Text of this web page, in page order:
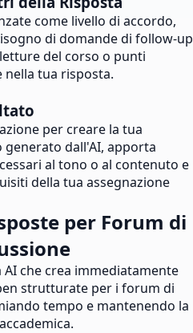
come livello di accordo,
di domande di follow-up
del corso o punti
tua risposta.
per creare la tua
dall'AI, apporta
al tono o al contenuto e
della tua assegnazione
per Forum di
che crea immediatamente
strutturate per i forum di
tempo e mantenendo la